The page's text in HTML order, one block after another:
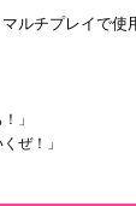
ルチプレイで使
」
ぜ！」